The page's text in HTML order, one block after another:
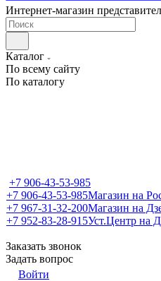
Интернет-магазин
Каталог
По всему сайту
По каталогу
+7 906-43-53-985
+7 906-43-53-985Магазин на
+7 967-31-32-200Магазин на
+7 952-83-28-915Уст.Центр на
Заказать звонок
Задать вопрос
Войти